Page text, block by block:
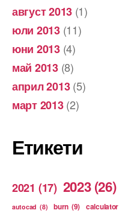
август 2013 (1)
юли 2013(11)
юни 2013(4)
май 2013(8)
април 2013(5)
март 2013(2)
Етикети
2021 (17) 2023 (26)
autocad (8) burn (9) calculator